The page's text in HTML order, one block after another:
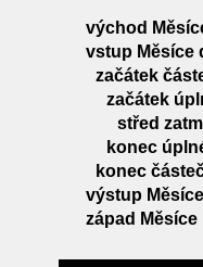
východ
vstup Měsíce
začátek
začátek
střed
konec
konec
výstup
západ Měsíce